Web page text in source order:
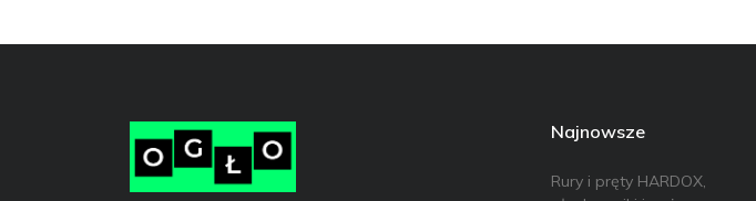
Najnowsze
Rury i pręty HARDOX,